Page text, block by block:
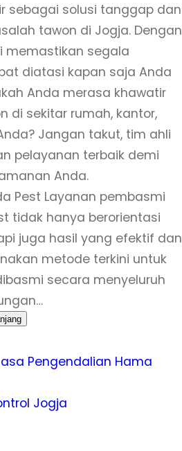
sebagai solusi tanggap dan
tawon di Jogja. Dengan
memastikan segala
diatasi kapan saja Anda
Anda merasa khawatir
di sekitar rumah, kantor,
Jangan takut, tim ahli
pelayanan terbaik demi
Anda.
Pest Layanan pembasmi
tidak hanya berorientasi
juga hasil yang efektif dan
metode terkini untuk
secara menyeluruh
Pengendalian Hama
Jogja